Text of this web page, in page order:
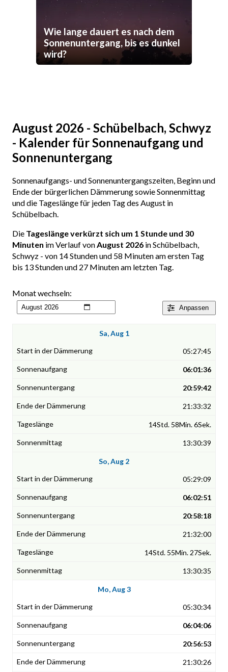
Wie lange dauert es nach dem
Sonnenuntergang, bis es dunkel
wird?
August 2026 - Schübelbach, Schwyz
- Kalender für Sonnenaufgang und
Sonnenuntergang
Sonnenaufgangs- und Sonnenuntergangszeiten, Beginn und
Ende der bürgerlichen Dämmerung sowie Sonnenmittag
und die Tageslänge für jeden Tag des August in
Schübelbach.
Die Tageslänge verkürzt sich um 1 Stunde und 30
Minuten im Verlauf vonAugust 2026 in Schübelbach,
Schwyz - von 14 Stunden und 58 Minuten am ersten Tag
bis 13 Stunden und 27 Minuten am letzten Tag.
Anpassen
Monat wechseln:
Sa, Aug 1
05:27:45
06:01:36
20:59:42
21:33:32
14Std. 58Min. 6Sek.
13:30:39
So, Aug 2
05:29:09
06:02:51
20:58:18
21:32:00
14Std. 55Min. 27Sek.
13:30:35
Mo, Aug 3
05:30:34
06:04:06
20:56:53
21:30:26